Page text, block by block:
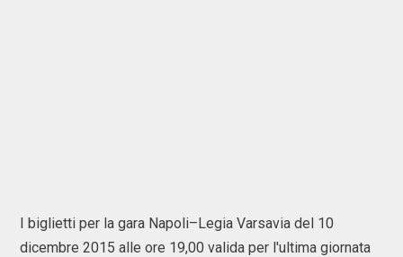
I biglietti per la gara Napoli–Legia Varsavia del 10
dicembre 2015 alle ore 19,00 valida per l'ultima giornata